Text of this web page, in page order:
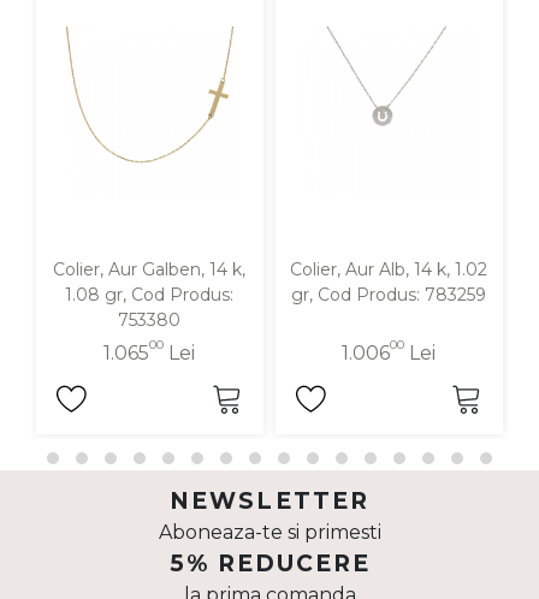
Cu pietre
Diamante
Colier, Aur Galben, 14 k,
1.08 gr, Cod Produs:
753380
1.06500 Lei
Colier, Aur Alb, 14 k, 1.02
gr, Cod Produs: 783259
1.00600 Lei
NEWSLETTER
Aboneaza-te si primesti
5% REDUCERE